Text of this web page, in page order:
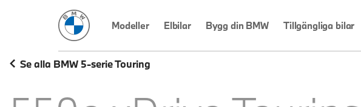
BMW Sverige
Modeller Elbilar Bygg din BMW Tillgängliga bilar
Se alla BMW 5-serie Touring